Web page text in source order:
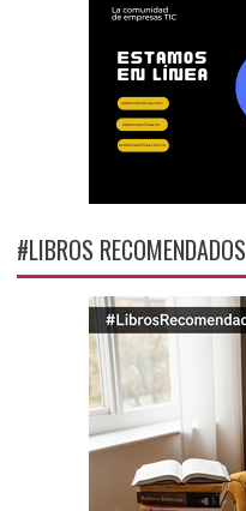
#LIBROS RECOMENDADOS